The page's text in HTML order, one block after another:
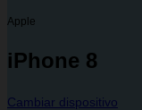
Apple
iPhone 8
Cambiar dispositivo